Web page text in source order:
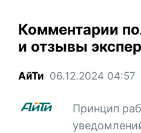
Комментарии
и отзывы
АйТи 06.12.2024 04:57
Принцип